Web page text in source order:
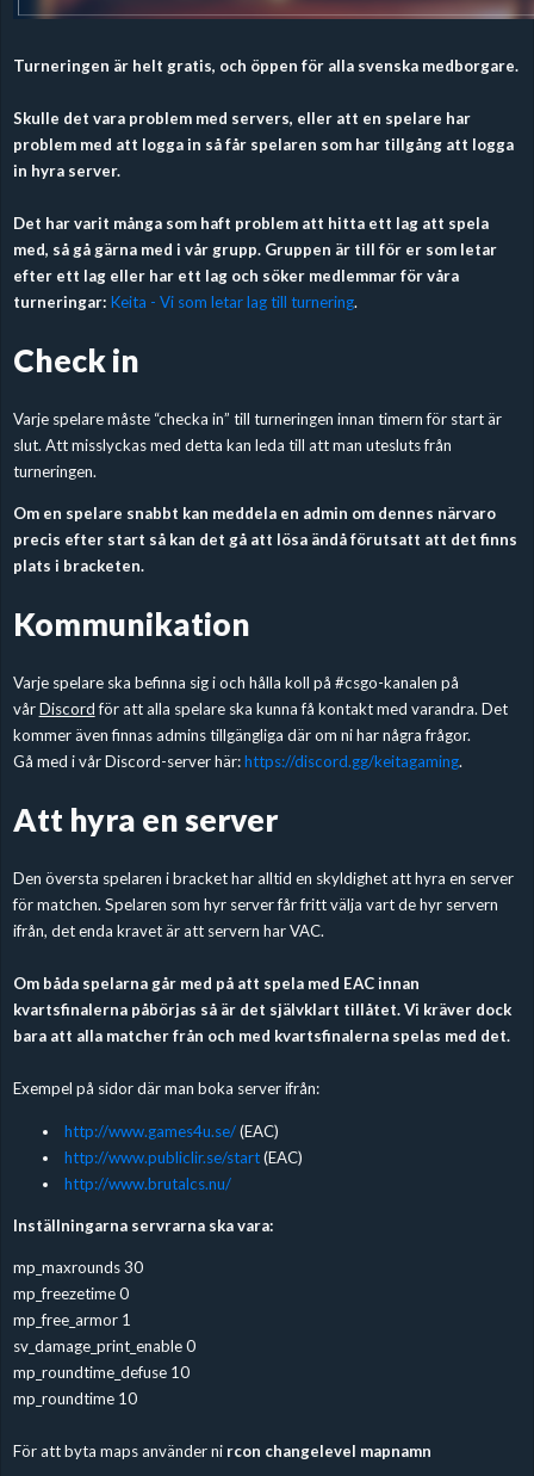
Turneringen är helt gratis, och öppen för alla svenska medborgare.
Skulle det vara problem med servers, eller att en spelare har
problem med att logga in så får spelaren som har tillgång att logga
in hyra server.
Det har varit många som haft problem att hitta ett lag att spela
med, så gå gärna med i vår grupp. Gruppen är till för er som letar
efter ett lag eller har ett lag och söker medlemmar för våra
turneringar: Keita - Vi som letar lag till turnering.
Check in
Varje spelare måste “checka in” till turneringen innan timern för start är
slut. Att misslyckas med detta kan leda till att man utesluts från
turneringen.
Om en spelare snabbt kan meddela en admin om dennes närvaro
precis efter start så kan det gå att lösa ändå förutsatt att det finns
plats i bracketen.
Kommunikation
Varje spelare ska befinna sig i och hålla koll på #csgo-kanalen på
vårDiscordför att alla spelare ska kunna få kontakt med varandra. Det
kommer även finnas admins tillgängliga där om ni har några frågor.
Gå med i vår Discord-server här:https://discord.gg/keitagaming.
Att hyra en server
Den översta spelaren i bracket har alltid en skyldighet att hyra en server
för matchen. Spelaren som hyr server får fritt välja vart de hyr servern
ifrån, det enda kravet är att servern har VAC.
Om båda spelarna går med på att spela med EAC innan
kvartsfinalerna påbörjas så är det självklart tillåtet. Vi kräver dock
bara att alla matcher från och med kvartsfinalerna spelas med det.
Exempel på sidor där man boka server ifrån:
http://www.games4u.se/(EAC)
http://www.publiclir.se/start(EAC)
http://www.brutalcs.nu/
Inställningarna servrarna ska vara:
mp_maxrounds 30
mp_freezetime 0
mp_free_armor 1
sv_damage_print_enable 0
mp_roundtime_defuse 10
mp_roundtime 10
För att byta maps använder ni rcon changelevel mapnamn